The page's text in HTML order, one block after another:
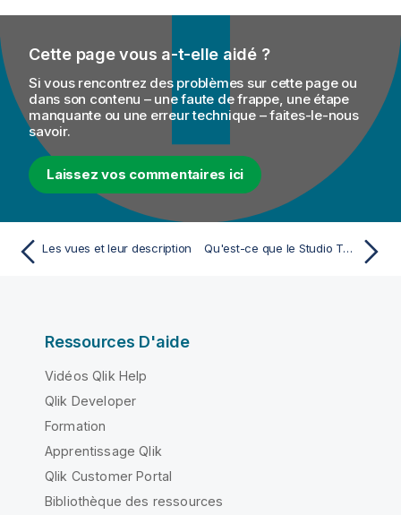
Cette page vous a-t-elle aidé ?
Si vous rencontrez des problèmes sur cette page ou
dans son contenu – une faute de frappe, une étape
manquante ou une erreur technique – faites-le-nous
savoir.
Laissez vos commentaires ici
Les vues et leur description Qu'est-ce que le Studio Talend ?
Ressources D'aide
Vidéos Qlik Help
Qlik Developer
Formation
Apprentissage Qlik
Qlik Customer Portal
Bibliothèque des ressources